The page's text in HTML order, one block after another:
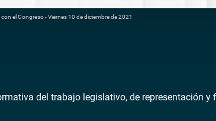
con el Congreso - Viernes 10 de diciembre de 2021
del trabajo legislativo, de representación